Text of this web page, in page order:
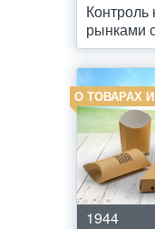
рынками
О ТОВАРАХ
1944